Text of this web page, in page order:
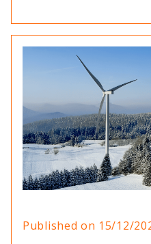
Published on 15/12/